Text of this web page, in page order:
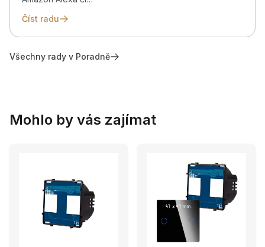
Číst radu
Všechny rady v Poradně
Mohlo by vás zajímat